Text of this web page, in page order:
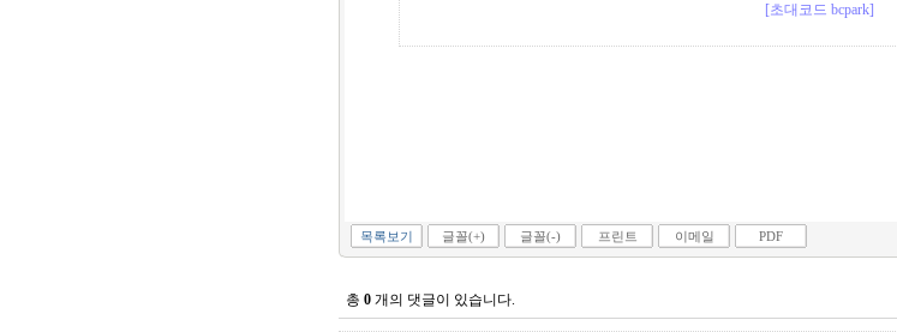
[초대코드 bcpark]
목록보기 글꼴(+) 글꼴(-) 프린트 이메일 PDF
총 0 개의 댓글이 있습니다.